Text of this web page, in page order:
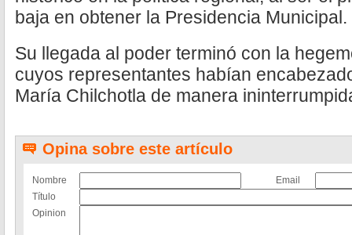
baja en obtener la Presidencia Municipal.
Su llegada al poder terminó con la
cuyos representantes habían
María Chilchotla de manera
Opina sobre este artículo
Nombre
Email
Título
Opinion